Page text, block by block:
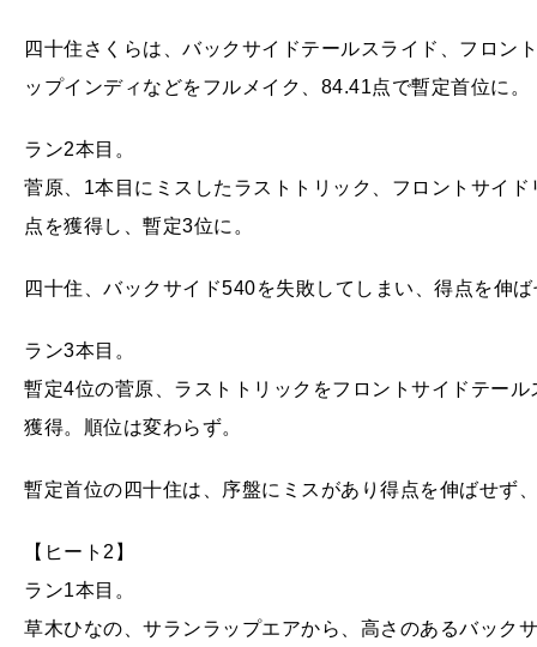
四十住さくらは、バックサイドテールスライド、フロン
ップインディなどをフルメイク、84.41点で暫定首位に。
ラン2本目。
菅原、1本目にミスしたラストトリック、フロントサイ
点を獲得し、暫定3位に。
四十住、バックサイド540を失敗してしまい、得点を伸
ラン3本目。
暫定4位の菅原、ラストトリックをフロントサイドテー
獲得。順位は変わらず。
暫定首位の四十住は、序盤にミスがあり得点を伸ばせず
【ヒート2】
ラン1本目。
草木ひなの、サランラップエアから、高さのあるバック